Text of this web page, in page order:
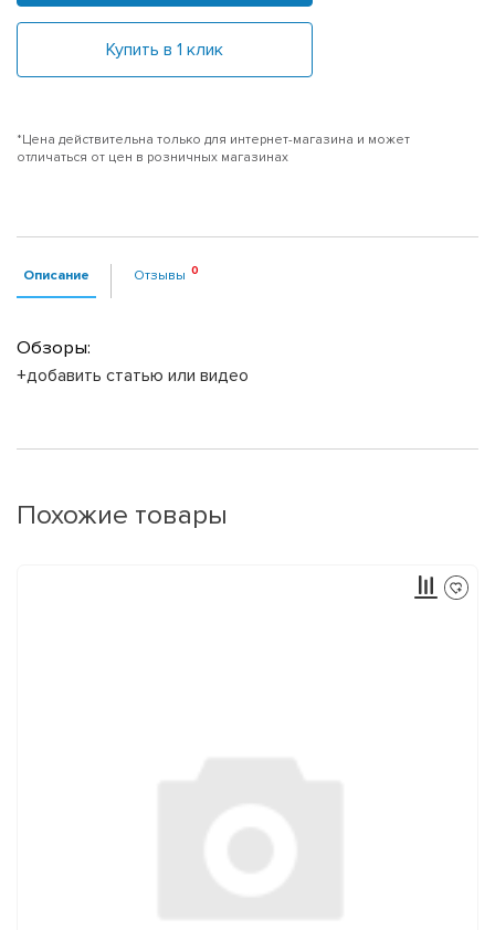
Купить в 1 клик
*Цена действительна только для интернет-магазина и может
отличаться от цен в розничных магазинах
Описание Отзывы
Обзоры:
+добавить статью или видео
Похожие товары